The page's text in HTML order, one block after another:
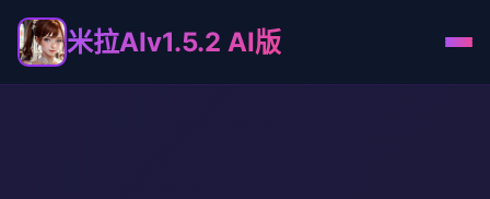
米拉AIv1.5.2 AI版